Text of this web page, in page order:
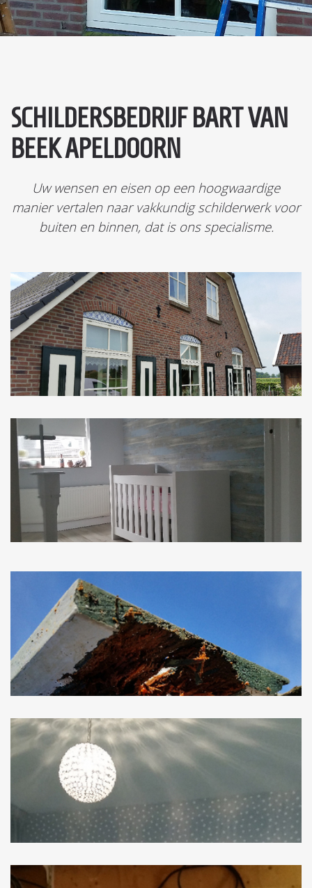
SCHILDERSBEDRIJF BART VAN
BEEK APELDOORN
Uw wensen en eisen op een hoogwaardige
manier vertalen naar vakkundig schilderwerk voor
buiten en binnen, dat is ons specialisme.